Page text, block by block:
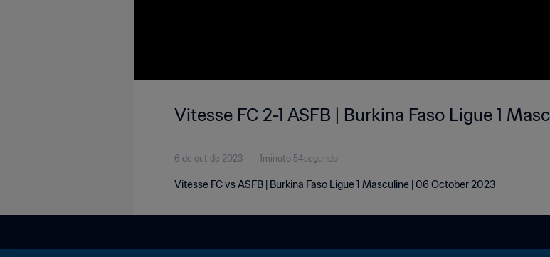
Vitesse FC 2-1 ASFB | Burkina Faso Ligue 1
6 de out de 2023 1minuto 54segundo
Vitesse FC vs ASFB | Burkina Faso Ligue 1 Masculine | 06 October 2023